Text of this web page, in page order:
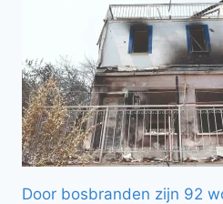
Door bosbranden zijn 92